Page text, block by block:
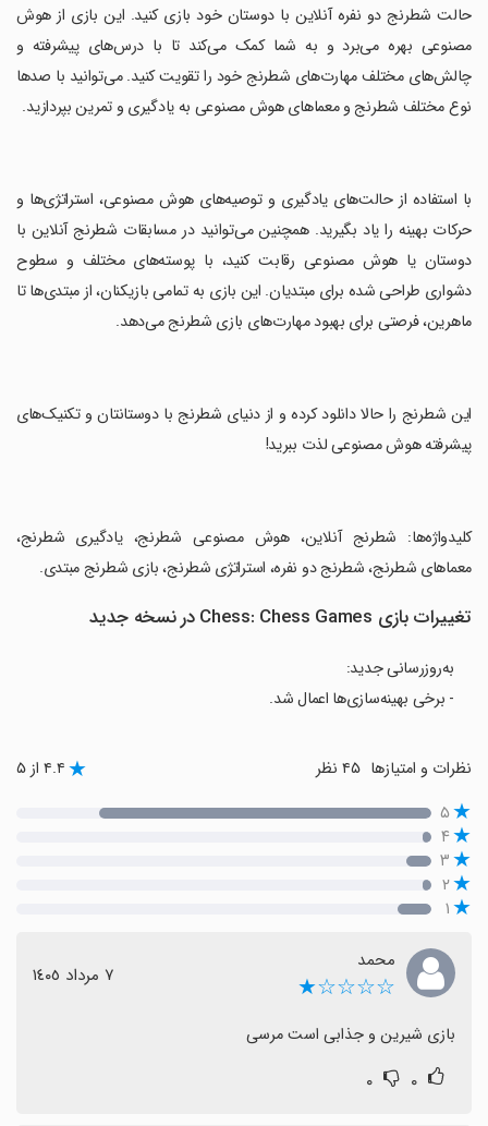
حالت شطرنج دو نفره آنلاین با دوستان خود بازی کنید. این بازی از هوش
مصنوعی بهره می‌برد و به شما کمک می‌کند تا با درس‌های پیشرفته و
چالش‌های مختلف مهارت‌های شطرنج خود را تقویت کنید. می‌توانید با صدها
نوع مختلف شطرنج و معماهای هوش مصنوعی به یادگیری و تمرین بپردازید.
‏با استفاده از حالت‌های یادگیری و توصیه‌های هوش مصنوعی، استراتژی‌ها و
حرکات بهینه را یاد بگیرید. همچنین می‌توانید در مسابقات شطرنج آنلاین با
دوستان یا هوش مصنوعی رقابت کنید، با پوسته‌های مختلف و سطوح
دشواری طراحی شده برای مبتدیان. این بازی به تمامی بازیکنان، از مبتدی‌ها تا
ماهرین، فرصتی برای بهبود مهارت‌های بازی شطرنج می‌دهد.
‏این شطرنج را حالا دانلود کرده و از دنیای شطرنج با دوستانتان و تکنیک‌های
پیشرفته هوش مصنوعی لذت ببرید!
‏کلیدواژه‌ها: شطرنج آنلاین، هوش مصنوعی شطرنج، یادگیری شطرنج،
معماهای شطرنج، شطرنج دو نفره، استراتژی شطرنج، بازی شطرنج مبتدی.
تغییرات بازی Chess: Chess Games در نسخه جدید
به‌روزرسانی جدید:
- برخی بهینه‌سازی‌ها اعمال شد.
نظرات و امتیازها ۴.۴ از ۵
۵
۴
۳
۲
۱
محمد
☆☆☆☆★ ٧ مرداد ١٤٠٥
بازی شیرین و جذابی است مرسی
۰ ۰